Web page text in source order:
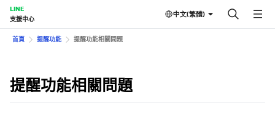
LINE
支援中心
中文(繁體)
首頁 提醒功能 提醒功能相關問題
提醒功能相關問題